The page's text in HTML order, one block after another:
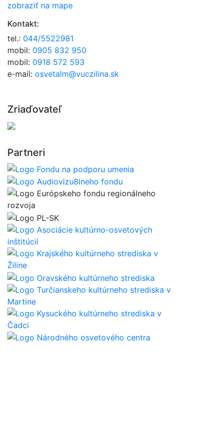
zobraziť na mape
Kontakt:
tel.: 044/5522981
mobil: 0905 832 950
mobil: 0918 572 593
e-mail: osvetalm@vuczilina.sk
Zriaďovateľ
Partneri